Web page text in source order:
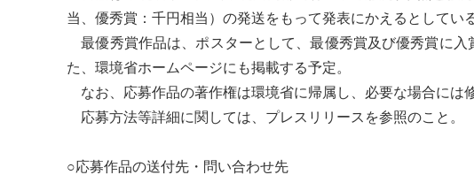
当、優秀賞：千円相当）の発送をもって発表にかえるとしている
最優秀賞作品は、ポスターとして、最優秀賞及び優秀賞に
た、環境省ホームページにも掲載する予定。
なお、応募作品の著作権は環境省に帰属し、必要な場合には
応募方法等詳細に関しては、プレスリリースを参照のこと。
○応募作品の送付先・問い合わせ先